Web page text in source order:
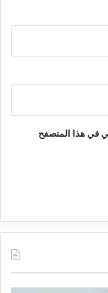
في هذا المتصفح